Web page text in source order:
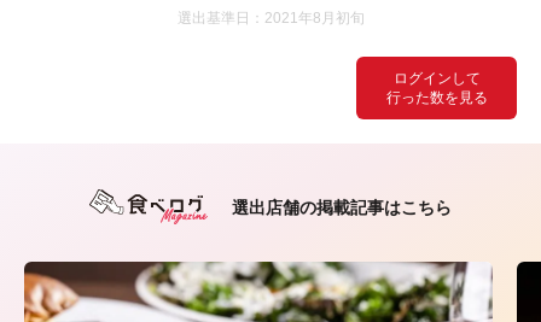
ログインして
行った数を見る
選出基準日：2021年8月初旬
選出店舗の掲載記事はこちら